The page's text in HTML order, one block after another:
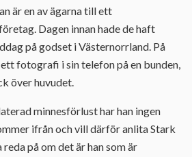
är en av ägarna till ett
Dagen innan hade de haft
på godset i Västernorrland. På
fotografi i sin telefon på en bunden,
över huvudet.
minnesförlust har han ingen
ifrån och vill därför anlita Stark
på om det är han som är